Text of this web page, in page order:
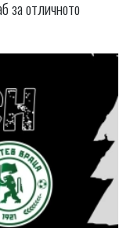
за отличното